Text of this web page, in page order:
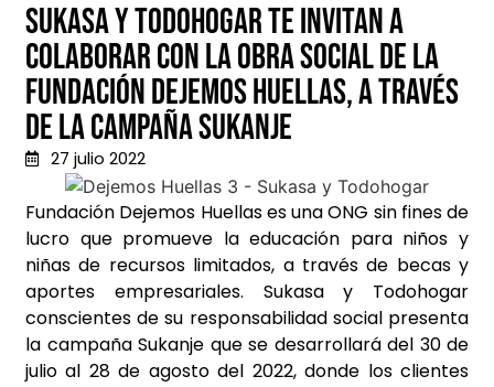
Sukasa y Todohogar te invitan a
colaborar con la obra social de la
Fundación Dejemos Huellas, a través
de la campaña Sukanje
27 julio 2022
Fundación Dejemos Huellas es una ONG sin fines de
lucro que promueve la educación para niños y
niñas de recursos limitados, a través de becas y
aportes empresariales. Sukasa y Todohogar
conscientes de su responsabilidad social presenta
la campaña Sukanje que se desarrollará del 30 de
julio al 28 de agosto del 2022, donde los clientes